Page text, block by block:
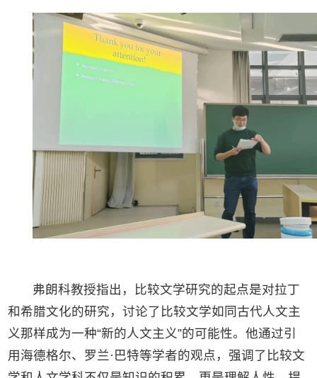
弗朗科教授指出，比较文学研究的起点是对拉丁
和希腊文化的研究，讨论了比较文学如同古代人文主
义那样成为一种“新的人文主义”的可能性。他通过引
用海德格尔、罗兰·巴特等学者的观点，强调了比较文